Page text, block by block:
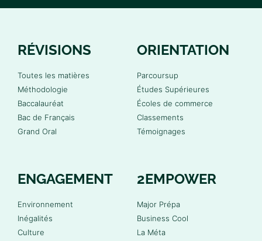
RÉVISIONS
Toutes les matières
Méthodologie
Baccalauréat
Bac de Français
Grand Oral
ORIENTATION
Parcoursup
Études Supérieures
Écoles de commerce
Classements
Témoignages
ENGAGEMENT
Environnement
Inégalités
Culture
2EMPOWER
Major Prépa
Business Cool
La Méta